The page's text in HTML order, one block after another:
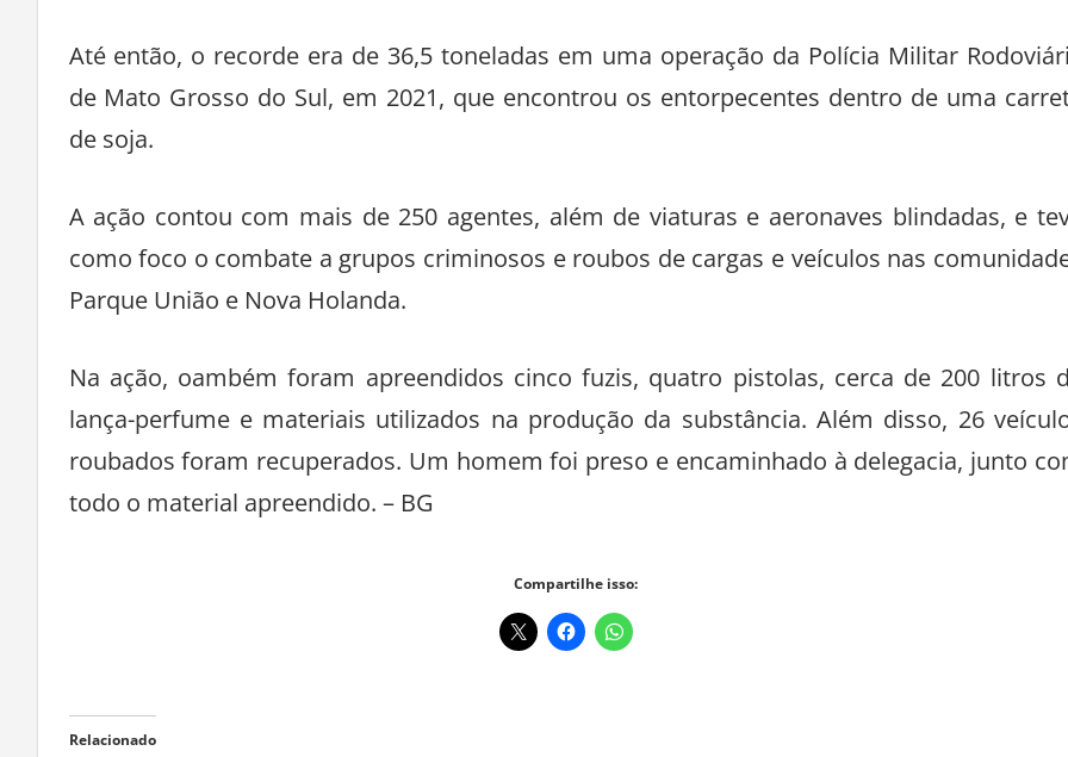
Até então, o recorde era de 36,5 toneladas em uma operação da Polícia Militar
de Mato Grosso do Sul, em 2021, que encontrou os entorpecentes dentro de uma
de soja.
A ação contou com mais de 250 agentes, além de viaturas e aeronaves blindadas, e
como foco o combate a grupos criminosos e roubos de cargas e veículos nas
Parque União e Nova Holanda.
Na ação, oambém foram apreendidos cinco fuzis, quatro pistolas, cerca de 200 litros
lança-perfume e materiais utilizados na produção da substância. Além disso, 26
roubados foram recuperados. Um homem foi preso e encaminhado à delegacia, junto
todo o material apreendido. – BG
Compartilhe isso: